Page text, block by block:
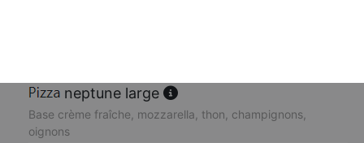
neptune large
Base crème fraîche, mozzarella, thon, champignons,
oignons